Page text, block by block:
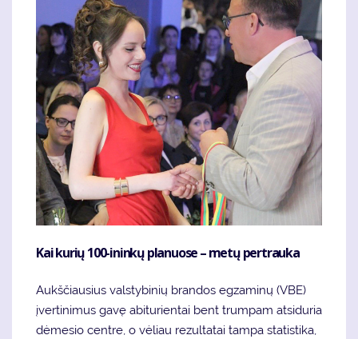
Kai kurių 100-ininkų planuose – metų pertrauka
Aukščiausius valstybinių brandos egzaminų (VBE)
įvertinimus gavę abiturientai bent trumpam atsiduria
dėmesio centre, o vėliau rezultatai tampa statistika,